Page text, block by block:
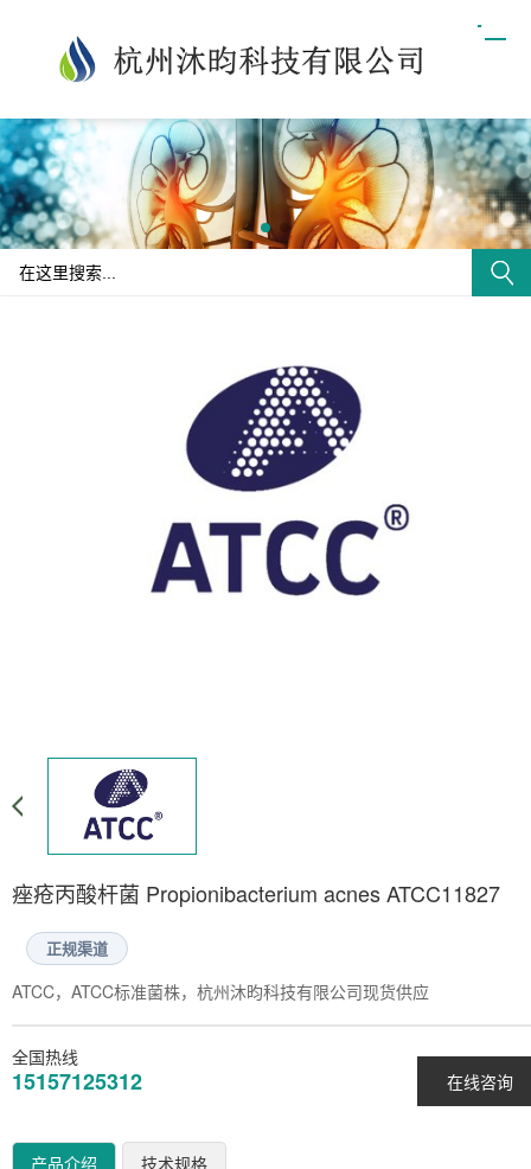
痤疮丙酸杆菌 Propionibacterium acnes ATCC11827
正规渠道
ATCC，ATCC标准菌株，杭州沐昀科技有限公司现货供应
在线咨询
全国热线
15157125312
产品介绍 技术规格